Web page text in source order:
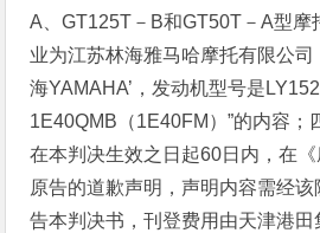
A、GT125T－B和GT50T－A型摩
业为江苏林海雅马哈摩托有限公司
海YAMAHA’，发动机型号是
1E40QMB（1E40FM）”的内容；
在本判决生效之日起60日内，在
原告的道歉声明，声明内容需经
告本判决书，刊登费用由天津港田